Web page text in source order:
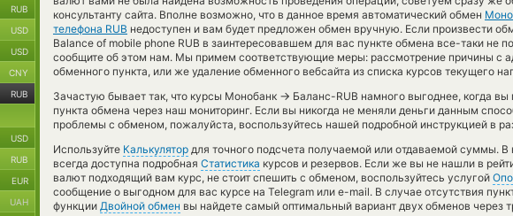
консультанту сайта. Вполне возможно, что в данное время автоматический обмен
телефона RUB недоступен и вам будет предложен обмен вручную. Если произвести
Balance of mobile phone RUB в заинтересовавшем для вас пункте обмена все-таки не
сообщите об этом нам. Мы примем соответствующие меры: рассмотрение причины с
обменного пункта, или же удаление обменного вебсайта из списка курсов текущего
Зачастую бывает так, что курсы Монобанк → Баланс-RUB намного выгоднее, когда вы
пункта обмена через наш мониторинг. Если вы никогда не меняли деньги данным
проблемы с обменом, пожалуйста, воспользуйтесь нашей подробной инструкцией в
Используйте Калькулятор для точного подсчета получаемой или отдаваемой суммы.
всегда доступна подробная Статистика курсов и резервов. Если же вы не нашли в
валют подходящий вам курс, не стоит спешить с обменом, воспользуйтесь услугой
сообщение о выгодном для вас курсе на Telegram или e-mail. В случае отсутствия
функции Двойной обмен вы найдете самый оптимальный вариант двух обменов через
RUB
USD
USD
CNY
RUB
USD
RUB
EUR
UAH